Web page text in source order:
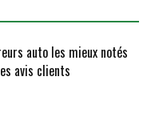
auto les mieux notés
avis clients